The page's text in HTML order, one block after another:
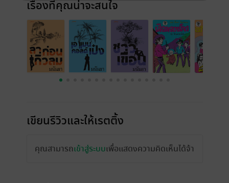
เรื่องที่คุณน่าจะสนใจ
เขียนรีวิวและให้เรตติ้ง
คุณสามารถเข้าสู่ระบบเพื่อแสดงความคิดเห็นได้จ้า